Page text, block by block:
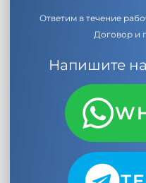
Ответим в течение
Договор и
Напишите